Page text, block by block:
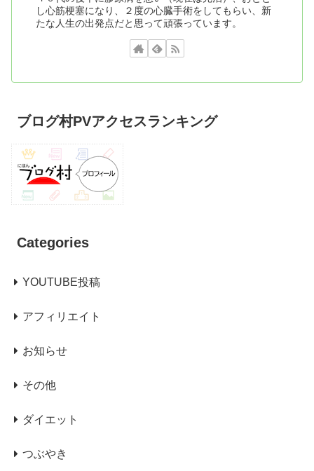
し心筋梗塞になり、２度の心臓手術をしてもらい、新
たな人生の出発点だと思って頑張っています。
ブログ村PVアクセスランキング
Categories
YOUTUBE投稿
アフィリエイト
お知らせ
その他
ダイエット
つぶやき